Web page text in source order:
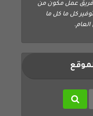
فريق عمل مكون من
كل ما كل ما